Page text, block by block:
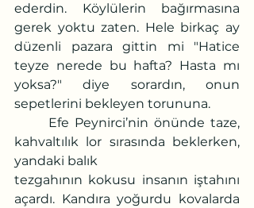
ederdin. Köylülerin bağırmasına
gerek yoktu zaten. Hele birkaç ay
düzenli pazara gittin mi "Hatice
teyze nerede bu hafta? Hasta mı
yoksa?" diye sorardın, onun
sepetlerini bekleyen torununa.
kahvaltılık lor sırasında beklerken,
yandaki balık
tezgahının kokusu insanın iştahını
açardı. Kandıra yoğurdu kovalarda